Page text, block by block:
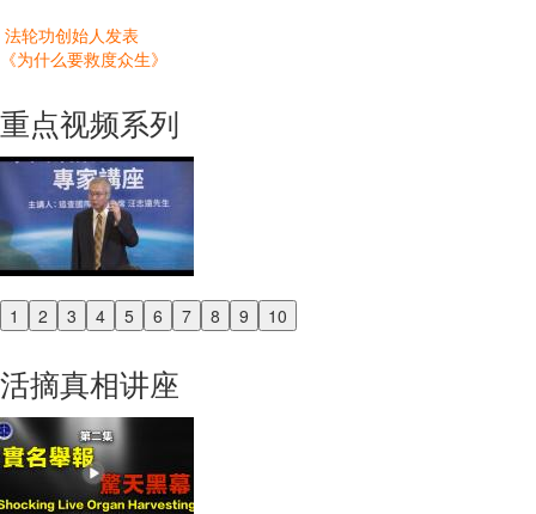
法轮功创始人发表
《为什么要救度众生》
重点视频系列
1 2 3 4 5 6 7 8 9 10
Previous
活摘真相讲座